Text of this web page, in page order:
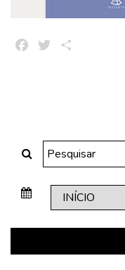
FacebookTwitter